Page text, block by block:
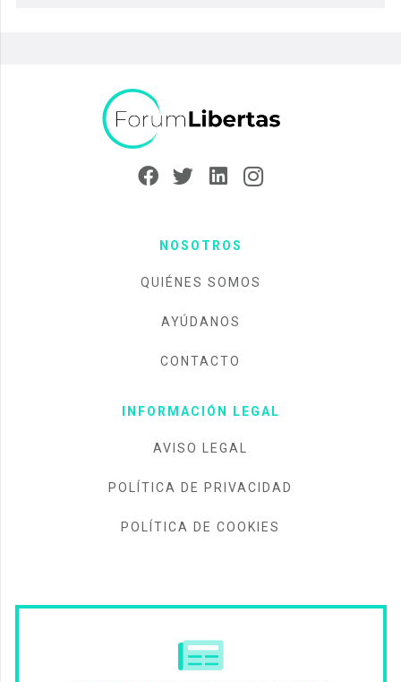
NOSOTROS
QUIÉNES SOMOS
AYÚDANOS
CONTACTO
INFORMACIÓN LEGAL
AVISO LEGAL
POLÍTICA DE PRIVACIDAD
POLÍTICA DE COOKIES